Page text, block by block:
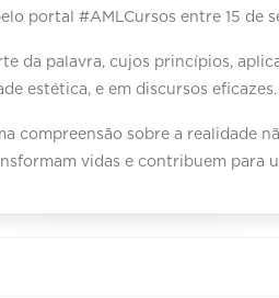
portal #AMLCursos entre 15 de
da palavra, cujos princípios,
estética, e em discursos eficazes.
compreensão sobre a realidade
vidas e contribuem para